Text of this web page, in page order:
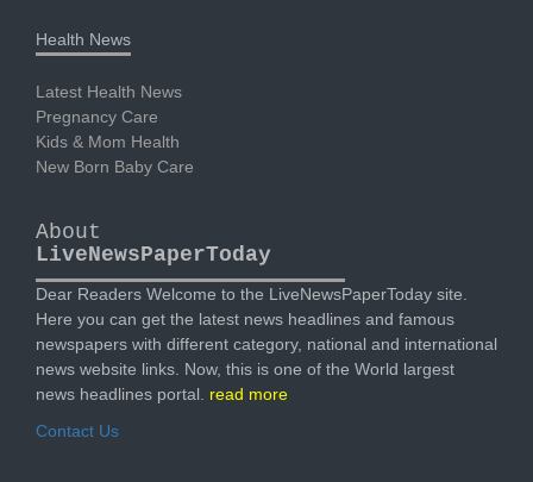
Health News
Latest Health News
Pregnancy Care
Kids & Mom Health
New Born Baby Care
About
LiveNewsPaperToday
Dear Readers Welcome to the LiveNewsPaperToday site.
Here you can get the latest news headlines and famous
newspapers with different category, national and international
news website links. Now, this is one of the World largest
news headlines portal. read more
Contact Us